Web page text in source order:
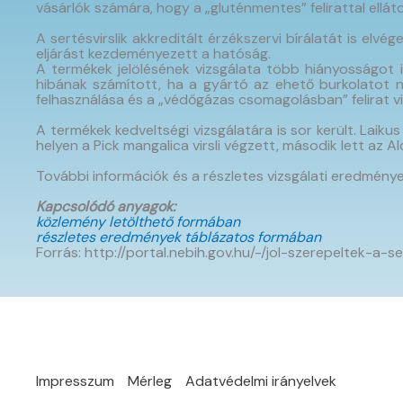
vásárlók számára, hogy a „gluténmentes” felirattal
A sertésvirslik akkreditált érzékszervi bírálatát is
eljárást kezdeményezett a hatóság.
A termékek jelölésének vizsgálata több
hibának számított, ha a gyártó az ehető burkolatot
felhasználása és a „védőgázas csomagolásban”
A termékek kedveltségi vizsgálatára is sor került.
helyen a Pick mangalica virsli végzett, második lett az
További információk és a részletes vizsgálati
Kapcsolódó anyagok:
közlemény letölthető formában
részletes eredmények táblázatos formában
Forrás: http://portal.nebih.gov.hu/-/jol-szerepeltek-a-
Impresszum Mérleg Adatvédelmi irányelvek